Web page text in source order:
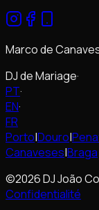
Marco de
DJ de Mariage·
PT·
EN·
FR
Porto|Douro|
Canaveses|Braga
©2026 DJ João
Confidentialité